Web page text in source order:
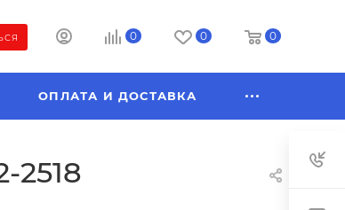
0 0 0
ОПЛАТА И ДОСТАВКА
2518